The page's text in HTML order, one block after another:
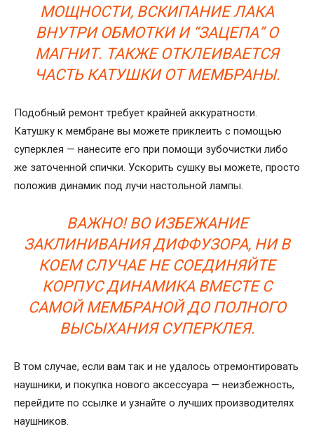
МОЩНОСТИ, ВСКИПАНИЕ ЛАКА
ВНУТРИ ОБМОТКИ И “ЗАЦЕПА” О
МАГНИТ. ТАКЖЕ ОТКЛЕИВАЕТСЯ
ЧАСТЬ КАТУШКИ ОТ МЕМБРАНЫ.
Подобный ремонт требует крайней аккуратности.
Катушку к мембране вы можете приклеить с помощью
суперклея — нанесите его при помощи зубочистки либо
же заточенной спички. Ускорить сушку вы можете, просто
положив динамик под лучи настольной лампы.
ВАЖНО! ВО ИЗБЕЖАНИЕ
ЗАКЛИНИВАНИЯ ДИФФУЗОРА, НИ В
КОЕМ СЛУЧАЕ НЕ СОЕДИНЯЙТЕ
КОРПУС ДИНАМИКА ВМЕСТЕ С
САМОЙ МЕМБРАНОЙ ДО ПОЛНОГО
ВЫСЫХАНИЯ СУПЕРКЛЕЯ.
В том случае, если вам так и не удалось отремонтировать
наушники, и покупка нового аксессуара — неизбежность,
перейдите по ссылке и узнайте о лучших производителях
наушников.